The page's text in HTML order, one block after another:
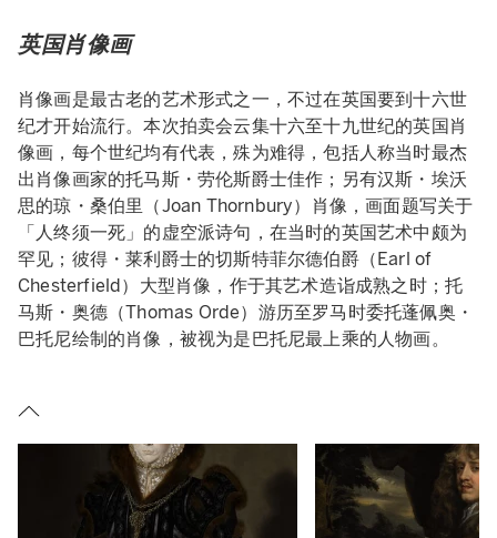
英国肖像画
肖像画是最古老的艺术形式之一，不过在英国要到十六世
纪才开始流行。本次拍卖会云集十六至十九世纪的英国肖
像画，每个世纪均有代表，殊为难得，包括人称当时最杰
出肖像画家的托马斯・劳伦斯爵士佳作；另有汉斯・埃沃
思的琼・桑伯里（Joan Thornbury）肖像，画面题写关于
「人终须一死」的虚空派诗句，在当时的英国艺术中颇为
罕见；彼得・莱利爵士的切斯特菲尔德伯爵（Earl of
Chesterfield）大型肖像，作于其艺术造诣成熟之时；托
马斯・奥德（Thomas Orde）游历至罗马时委托蓬佩奥・
巴托尼绘制的肖像，被视为是巴托尼最上乘的人物画。